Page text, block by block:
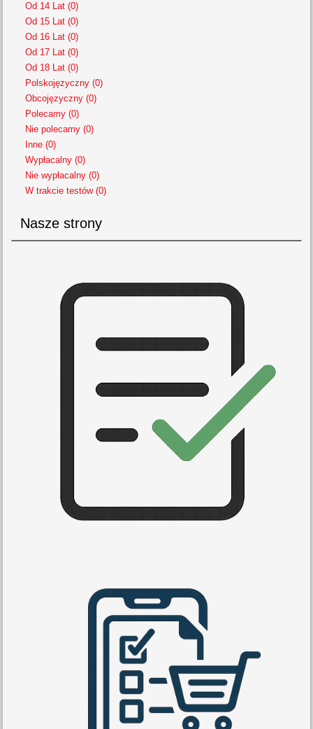
Od 14 Lat (0)
Od 15 Lat (0)
Od 16 Lat (0)
Od 17 Lat (0)
Od 18 Lat (0)
Polskojęzyczny (0)
Obcojęzyczny (0)
Polecamy (0)
Nie polecamy (0)
Inne (0)
Wypłacalny (0)
Nie wypłacalny (0)
W trakcie testów (0)
Nasze strony